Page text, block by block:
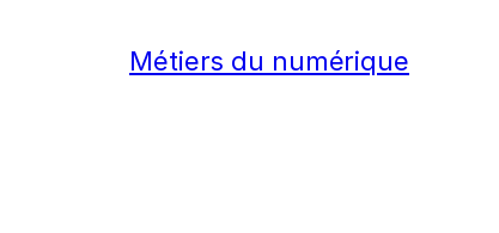
Métiers du numérique